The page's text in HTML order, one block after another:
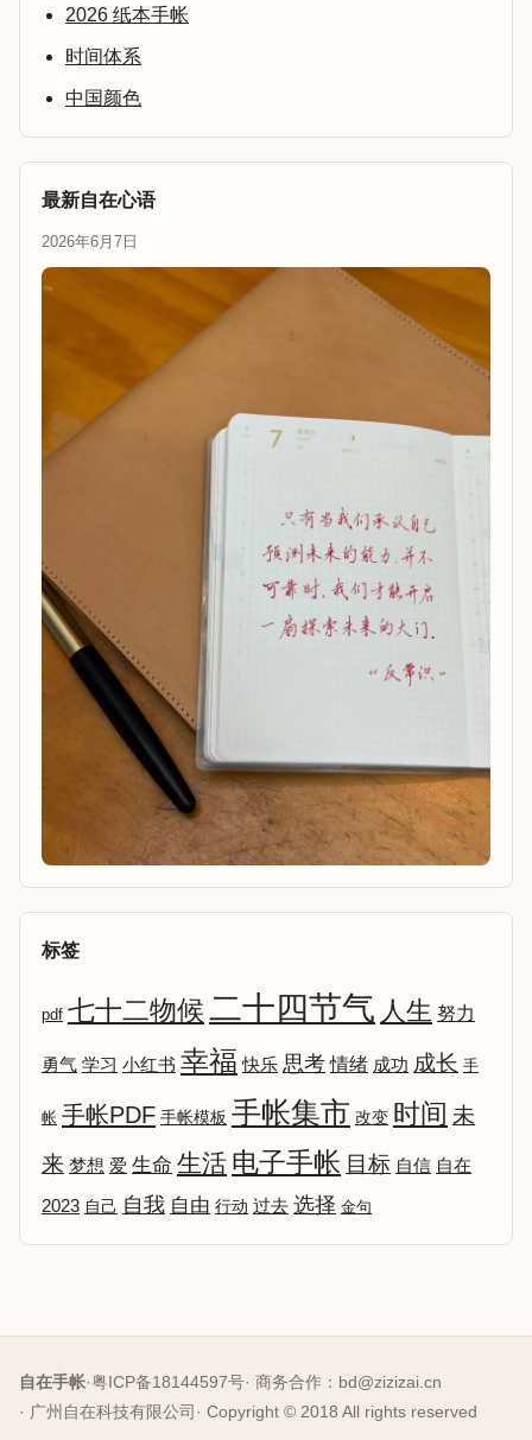
2026 纸本手帐
时间体系
中国颜色
最新自在心语
2026年6月7日
标签
pdf 七十二物候二十四节气 人生 努力
勇气 学习 小红书 幸福 快乐 思考 情绪 成功 成长 手
帐 手帐PDF 手帐模板 手帐集市 改变 时间 未
来 梦想 爱 生命 生活 电子手帐 目标 自信 自在
2023 自己 自我 自由 行动 过去 选择 金句
自在手帐·粤ICP备18144597号· 商务合作： bd@zizizai.cn
· 广州自在科技有限公司 · Copyright © 2018 All rights reserved